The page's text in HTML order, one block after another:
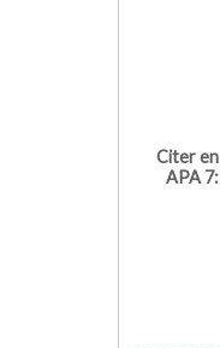
Citer en
APA 7: